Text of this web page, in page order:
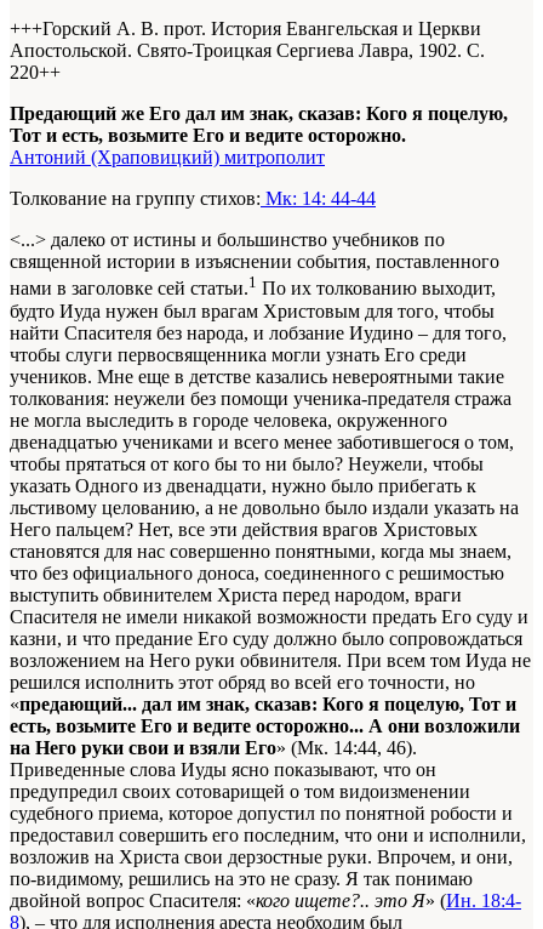
+++Горский А. В. прот. История Евангельская и Церкви
Апостольской. Свято-Троицкая Сергиева Лавра, 1902. С.
220++
Предающий же Его дал им знак, сказав: Кого я поцелую,
Тот и есть, возьмите Его и ведите осторожно.
Антоний (Храповицкий) митрополит
Толкование на группу стихов: Мк: 14: 44-44
<...> далеко от истины и большинство учебников по
священной истории в изъяснении события, поставленного
нами в заголовке сей статьи.1 По их толкованию выходит,
будто Иуда нужен был врагам Христовым для того, чтобы
найти Спасителя без народа, и лобзание Иудино – для того,
чтобы слуги первосвященника могли узнать Его среди
учеников. Мне еще в детстве казались невероятными такие
толкования: неужели без помощи ученика-предателя стража
не могла выследить в городе человека, окруженного
двенадцатью учениками и всего менее заботившегося о том,
чтобы прятаться от кого бы то ни было? Неужели, чтобы
указать Одного из двенадцати, нужно было прибегать к
льстивому целованию, а не довольно было издали указать на
Него пальцем? Нет, все эти действия врагов Христовых
становятся для нас совершенно понятными, когда мы знаем,
что без официального доноса, соединенного с решимостью
выступить обвинителем Христа перед народом, враги
Спасителя не имели никакой возможности предать Его суду и
казни, и что предание Его суду должно было сопровождаться
возложением на Него руки обвинителя. При всем том Иуда не
решился исполнить этот обряд во всей его точности, но
«предающий... дал им знак, сказав: Кого я поцелую, Тот и
есть, возьмите Его и ведите осторожно... А они возложили
на Него руки свои и взяли Его» (Мк. 14:44, 46).
Приведенные слова Иуды ясно показывают, что он
предупредил своих сотоварищей о том видоизменении
судебного приема, которое допустил по понятной робости и
предоставил совершить его последним, что они и исполнили,
возложив на Христа свои дерзостные руки. Впрочем, и они,
по-видимому, решились на это не сразу. Я так понимаю
двойной вопрос Спасителя: «кого ищете?.. это Я» (Ин. 18:4-
8), – что для исполнения ареста необходим был